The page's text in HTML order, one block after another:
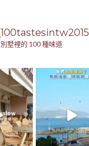
100tastesintw2015
別墅裡的 100 種味道